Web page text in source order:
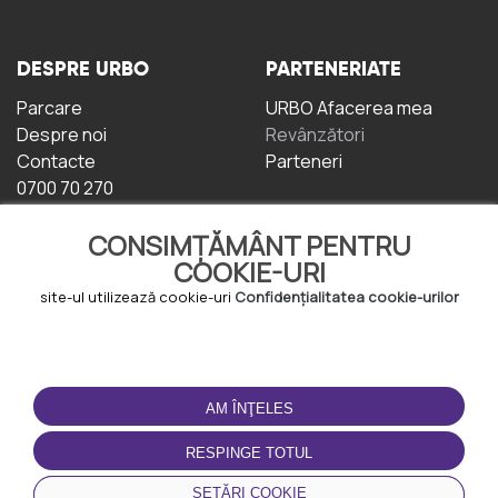
CONSIMȚĂMÂNT PENTRU
COOKIE-URI
site-ul utilizează cookie-uri Confidențialitatea cookie-urilor
AM ÎNŢELES
RESPINGE TOTUL
SETĂRI COOKIE
DESPRE URBO
Parcare
Despre noi
Contacte
0700 70 270
PARTENERIATE
URBO Afacerea mea
Revânzători
Parteneri
TERMENI DE UTILIZARE
Termeni și condiții
Politica de
Confidențialitate
Politica de cookie-uri
DESCĂRCAȚI
APLICAȚIA